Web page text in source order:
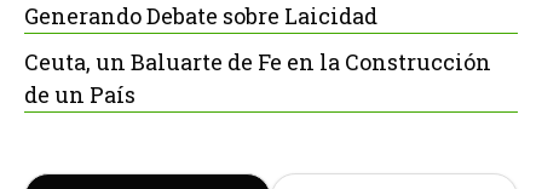
Generando Debate sobre Laicidad
Ceuta, un Baluarte de Fe en la Construcción
de un País